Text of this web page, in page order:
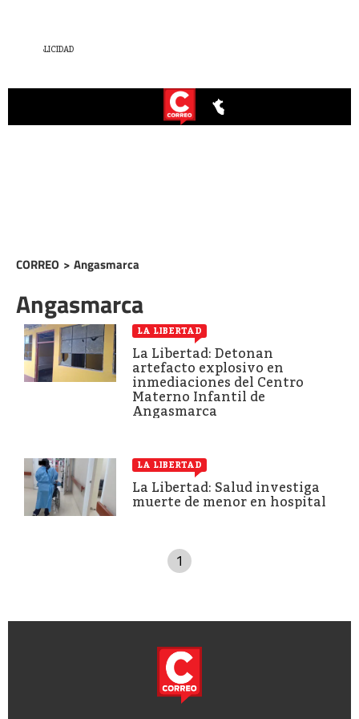
CORREO > Angasmarca
Angasmarca
LA LIBERTAD
La Libertad: Detonan
artefacto explosivo en
inmediaciones del Centro
Materno Infantil de
Angasmarca
LA LIBERTAD
La Libertad: Salud investiga
muerte de menor en hospital
1